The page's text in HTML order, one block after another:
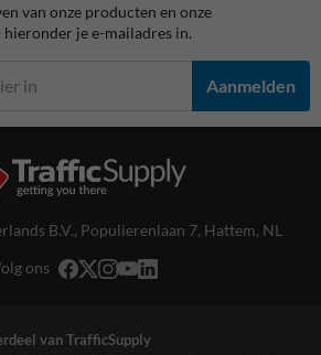
van onze producten en onze
je e-mailadres in.
Aanmelden
B.V., Populierenlaan 7, Hattem, NL
ons
van TrafficSupply